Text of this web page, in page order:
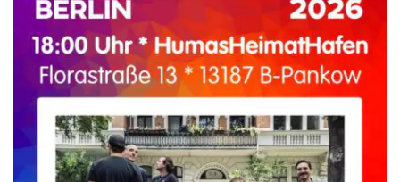
Künstler*innen
Anmeldungen